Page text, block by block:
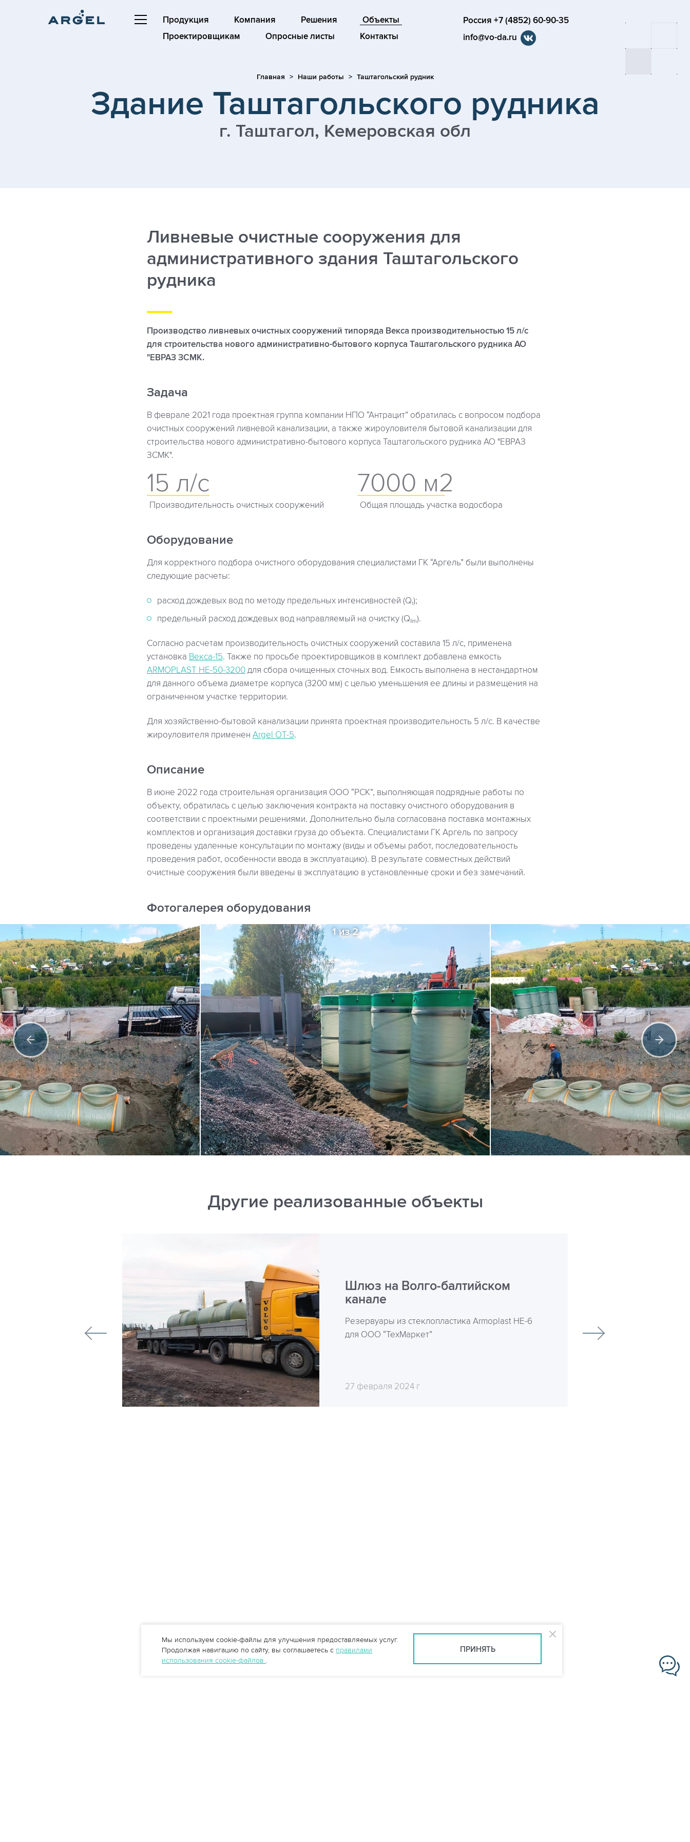
Продукция Компания Решения
Объекты
Проектировщикам
Опросные листы Контакты
Россия +7 (4852) 60-90-35
info@vo-da.ru
Главная Наши работы Таштагольский рудник
Здание Таштагольского рудника
г. Таштагол, Кемеровская обл
Ливневые очистные сооружения для
административного здания Таштагольского
рудника
Производство ливневых очистных сооружений типоряда Векса производительностью 15 л/с
для строительства нового административно-бытового корпуса Таштагольского рудника АО
"ЕВРАЗ ЗСМК.
Задача
В феврале 2021 года проектная группа компании НПО “Антрацит” обратилась с вопросом подбора
очистных сооружений ливневой канализации, а также жироуловителя бытовой канализации для
строительства нового административно-бытового корпуса Таштагольского рудника АО "ЕВРАЗ
ЗСМК".
15 л/с
Производительность очистных сооружений
7000 м2
Общая площадь участка водосбора
Оборудование
Для корректного подбора очистного оборудования специалистами ГК “Аргель” были выполнены
следующие расчеты:
расход дождевых вод по методу предельных интенсивностей (Qr);
предельный расход дождевых вод направляемый на очистку (Q lim).
Согласно расчетам производительность очистных сооружений составила 15 л/с, применена
установка Векса-15. Также по просьбе проектировщиков в комплект добавлена емкость
ARMOPLAST HE-50-3200 для сбора очищенных сточных вод. Емкость выполнена в нестандартном
для данного объема диаметре корпуса (3200 мм) с целью уменьшения ее длины и размещения на
ограниченном участке территории.
Для хозяйственно-бытовой канализации принята проектная производительность 5 л/с. В качестве
жироуловителя применен Argel OT-5.
Описание
В июне 2022 года строительная организация ООО “РСК”, выполняющая подрядные работы по
объекту, обратилась с целью заключения контракта на поставку очистного оборудования в
соответствии с проектными решениями. Дополнительно была согласована поставка монтажных
комплектов и организация доставки груза до объекта. Специалистами ГК Аргель по запросу
проведены удаленные консультации по монтажу (виды и объемы работ, последовательность
проведения работ, особенности ввода в эксплуатацию). В результате совместных действий
очистные сооружения были введены в эксплуатацию в установленные сроки и без замечаний.
Фотогалерея оборудования
1 из 2
Другие реализованные объекты
Шлюз на Волго-балтийском
канале
Резервуары из стеклопластика Armoplast НЕ-6
для ООО “ТехМаркет”
27 февраля 2024 г
Мы используем cookie-файлы для улучшения предоставляемых услуг.
Продолжая навигацию по сайту, вы соглашаетесь с правилами
использования cookie-файлов .
ПРИНЯТЬ